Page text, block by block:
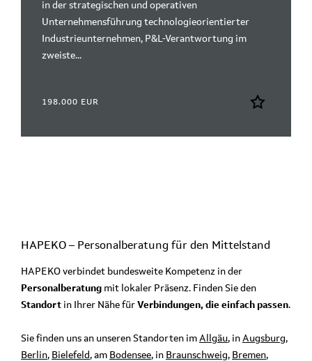
in der strategischen und operativen
Unternehmensführung technologieorientierter
Industrieunternehmen, P&L-Verantwortung im
zweiste...
198.000 EUR
HAPEKO – Personalberatung für den Mittelstand
HAPEKO verbindet bundesweite Kompetenz in der
Personalberatung mit lokaler Präsenz. Finden Sie den
Standort in Ihrer Nähe für Verbindungen, die einfach passen.
Sie finden uns an unseren Standorten im Allgäu, in Augsburg,
Berlin, Bielefeld, am Bodensee, in Braunschweig, Bremen,